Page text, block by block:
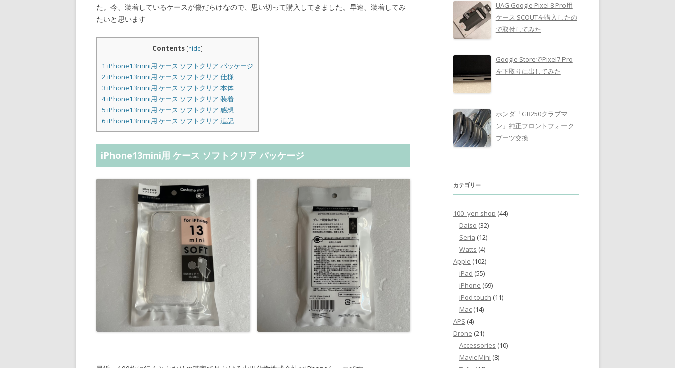
た。今、装着しているケースが傷だらけなので、思い切って購入してきました。早速、装着してみ
たいと思います
Contents [hide]
1 iPhone13mini用 ケース ソフトクリア パッケージ
2 iPhone13mini用 ケース ソフトクリア 仕様
3 iPhone13mini用 ケース ソフトクリア 本体
4iPhone13mini用 ケース ソフトクリア 装着
5 iPhone13mini用 ケース ソフトクリア 感想
6 iPhone13mini用 ケース ソフトクリア 追記
iPhone13mini用 ケース ソフトクリア パッケージ
UAG Google Pixel 8 Pro用
ケース SCOUTを購入したの
で取付してみた
Google StoreでPixel7 Pro
を下取りに出してみた
ホンダ「GB250クラブマ
ン」純正フロントフォーク
ブーツ交換
カテゴリー
100–yen shop (44)
Daiso (32)
Seria (12)
Watts (4)
Apple (102)
iPad (55)
iPhone (69)
iPod touch (11)
Mac (14)
APS (4)
Drone (21)
Accessories (10)
Mavic Mini (8)